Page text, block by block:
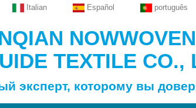
Italian Español português
TEXTILE CO.,
которому вы